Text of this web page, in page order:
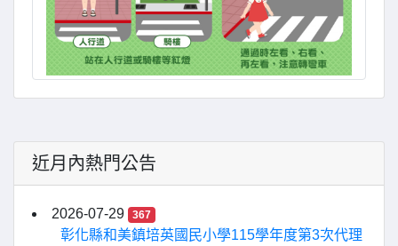
近月內熱門公告
2026-07-29 367
彰化縣和美鎮培英國民小學115學年度第3次代理